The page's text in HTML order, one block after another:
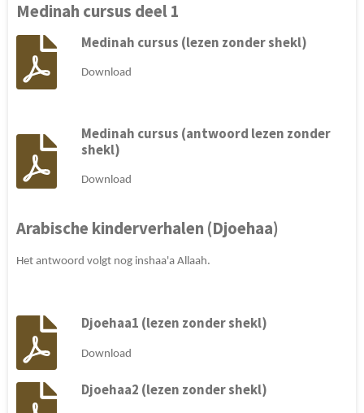
Medinah cursus deel 1
Medinah cursus (lezen zonder shekl)
Download
Medinah cursus (antwoord lezen zonder
shekl)
Download
Arabische kinderverhalen (Djoehaa)
Het antwoord volgt nog inshaa'a Allaah.
Djoehaa1 (lezen zonder shekl)
Download
Djoehaa2 (lezen zonder shekl)